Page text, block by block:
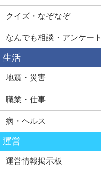
クイズ・なぞなぞ
なんでも相談・アンケート
生活
地震・災害
職業・仕事
病・ヘルス
運営
運営情報掲示板